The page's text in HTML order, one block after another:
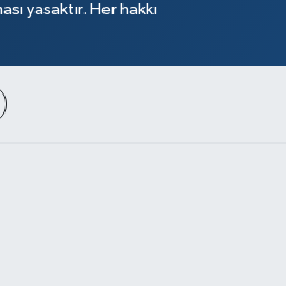
yasaktır. Her hakkı